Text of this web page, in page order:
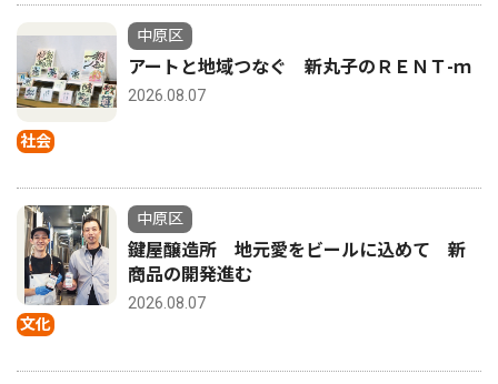
社会
中原区
アートと地域つなぐ 新丸子のＲＥＮＴ-ｍ
2026.08.07
文化
中原区
鍵屋醸造所 地元愛をビールに込めて 新
商品の開発進む
2026.08.07